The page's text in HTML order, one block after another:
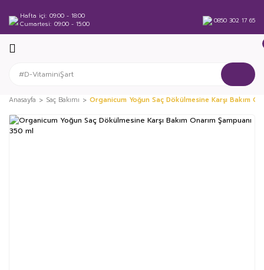
Hafta içi 09:00 - 18:00
Cumartesi 09:00 - 15:00 0850 302 17 65
Anasayfa Saç Bakımı Organicum Yoğun Saç Dökülmesine Karşı Bakım